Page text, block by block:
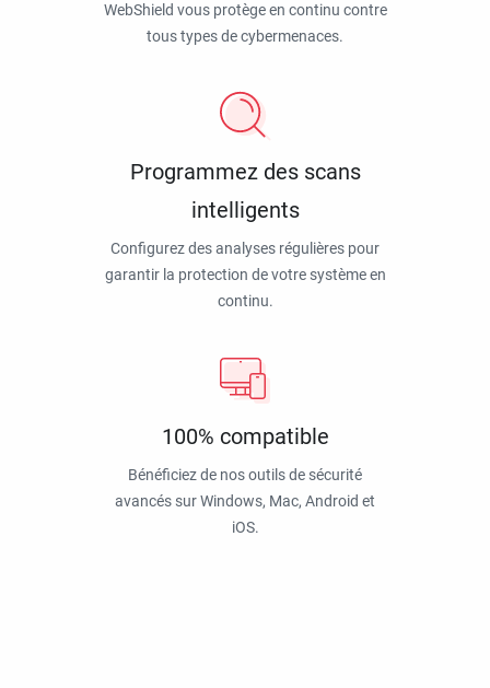
WebShield vous protège en continu contre
tous types de cybermenaces.
Programmez des scans
intelligents
Configurez des analyses régulières pour
garantir la protection de votre système en
continu.
100% compatible
Bénéficiez de nos outils de sécurité
avancés sur Windows, Mac, Android et
iOS.